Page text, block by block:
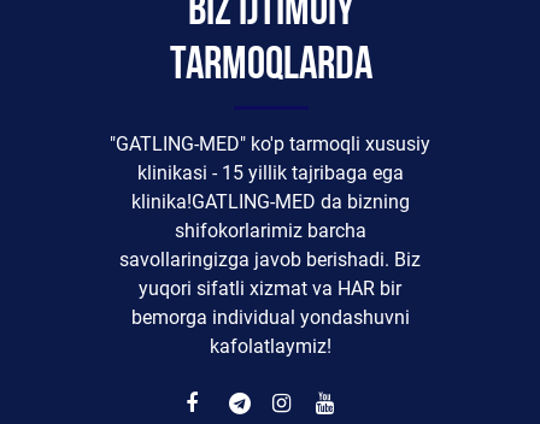
Biz ijtimoiy
tarmoqlarda
"GATLING-MED" ko'p tarmoqli xususiy
klinikasi - 15 yillik tajribaga ega
klinika!GATLING-MED da bizning
shifokorlarimiz barcha
savollaringizga javob berishadi. Biz
yuqori sifatli xizmat va HAR bir
bemorga individual yondashuvni
kafolatlaymiz!